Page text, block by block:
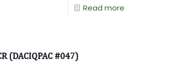
Read more
(DACIQPAC #047)